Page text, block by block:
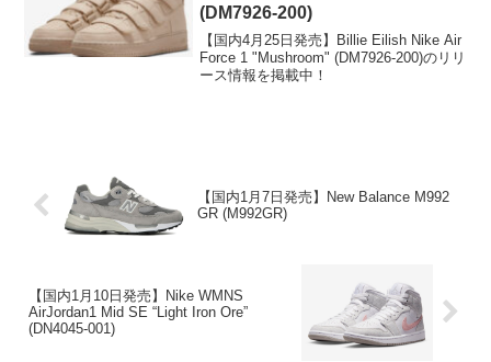
(DM7926-200)
【国内4月25日発売】Billie Eilish Nike Air
Force 1 "Mushroom" (DM7926-200)のリリ
ース情報を掲載中！
【国内1月7日発売】New Balance M992
GR (M992GR)
【国内1月10日発売】Nike WMNS
AirJordan1 Mid SE “Light Iron Ore”
(DN4045-001)